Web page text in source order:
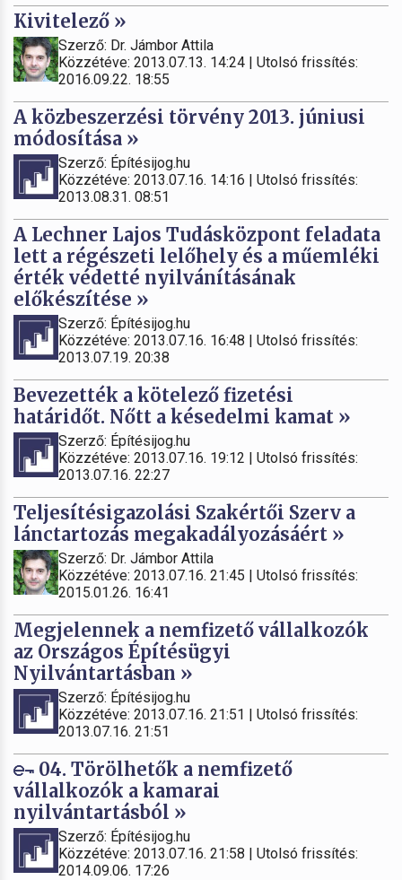
Kivitelező »
Szerző: Dr. Jámbor Attila
Közzétéve: 2013.07.13. 14:24 | Utolsó frissítés:
2016.09.22. 18:55
A közbeszerzési törvény 2013. júniusi
módosítása »
Szerző: Építésijog.hu
Közzétéve: 2013.07.16. 14:16 | Utolsó frissítés:
2013.08.31. 08:51
A Lechner Lajos Tudásközpont feladata
lett a régészeti lelőhely és a műemléki
érték védetté nyilvánításának
előkészítése »
Szerző: Építésijog.hu
Közzétéve: 2013.07.16. 16:48 | Utolsó frissítés:
2013.07.19. 20:38
Bevezették a kötelező fizetési
határidőt. Nőtt a késedelmi kamat »
Szerző: Építésijog.hu
Közzétéve: 2013.07.16. 19:12 | Utolsó frissítés:
2013.07.16. 22:27
Teljesítésigazolási Szakértői Szerv a
lánctartozás megakadályozásáért »
Szerző: Dr. Jámbor Attila
Közzétéve: 2013.07.16. 21:45 | Utolsó frissítés:
2015.01.26. 16:41
Megjelennek a nemfizető vállalkozók
az Országos Építésügyi
Nyilvántartásban »
Szerző: Építésijog.hu
Közzétéve: 2013.07.16. 21:51 | Utolsó frissítés:
2013.07.16. 21:51
04. Törölhetők a nemfizető
vállalkozók a kamarai
nyilvántartásból »
Szerző: Építésijog.hu
Közzétéve: 2013.07.16. 21:58 | Utolsó frissítés:
2014.09.06. 17:26